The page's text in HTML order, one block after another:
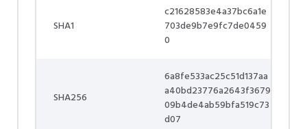
SHA1
c21628583e4a37bc6a1e
703de9b7e9fc7de0459
0
SHA256
6a8fe533ac25c51d137aa
a40bd23776a2643f3679
09b4de4ab59bfa519c73
d07